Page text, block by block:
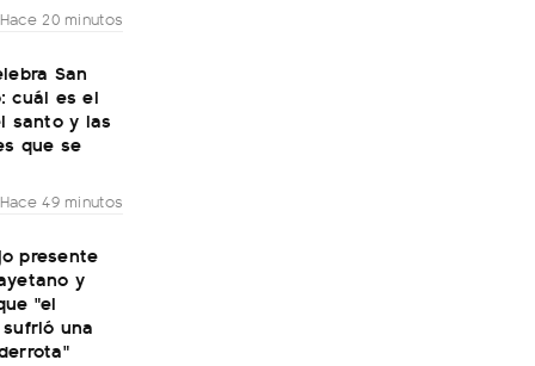
Hace 20 minutos
San
cuál es el
santo y las
que se
Hace 49 minutos
presente
y
"el
una